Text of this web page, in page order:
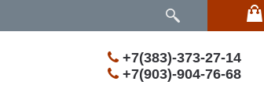
+7(383)-373-27-14
+7(903)-904-76-68